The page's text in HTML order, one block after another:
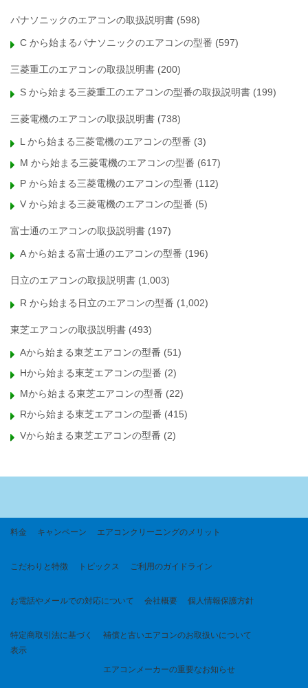
パナソニックのエアコンの取扱説明書 (598)
C から始まるパナソニックのエアコンの型番 (597)
三菱重工のエアコンの取扱説明書 (200)
S から始まる三菱重工のエアコンの型番の取扱説明書 (199)
三菱電機のエアコンの取扱説明書 (738)
L から始まる三菱電機のエアコンの型番 (3)
M から始まる三菱電機のエアコンの型番 (617)
P から始まる三菱電機のエアコンの型番 (112)
V から始まる三菱電機のエアコンの型番 (5)
富士通のエアコンの取扱説明書 (197)
A から始まる富士通のエアコンの型番 (196)
日立のエアコンの取扱説明書 (1,003)
R から始まる日立のエアコンの型番 (1,002)
東芝エアコンの取扱説明書 (493)
Aから始まる東芝エアコンの型番 (51)
Hから始まる東芝エアコンの型番 (2)
Mから始まる東芝エアコンの型番 (22)
Rから始まる東芝エアコンの型番 (415)
Vから始まる東芝エアコンの型番 (2)
料金 キャンペーン エアコンクリーニングのメリット
こだわりと特徴 トピックス ご利用のガイドライン
お電話やメールでの対応について 会社概要 個人情報保護方針
特定商取引法に基づく
表示
補償と古いエアコンのお取扱いについて
エアコンメーカーの重要なお知らせ